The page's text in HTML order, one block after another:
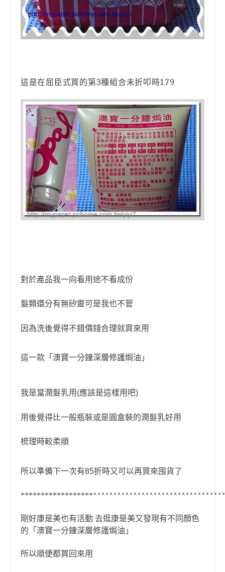
這是在屈臣式買的第3種組合未折叩時179
對於產品我一向看用途不看成份
髮類還分有無矽靈可是我也不管
因為洗後覺得不錯價錢合理就買來用
這一款 「 澳寶一分鐘深層修護焗油 」
我是當潤髮乳用(應該是這樣用吧)
用後覺得比一般瓶裝或是圓盒裝的潤髮乳好用
梳理時較柔順
所以準備下一次有85折時又可以再買來囤貨了
******************
剛好康是美也有活動 去逛康是美又發現有不同顏色
的 「 澳寶一分鐘深層修護焗油 」
所以順便都買回來用